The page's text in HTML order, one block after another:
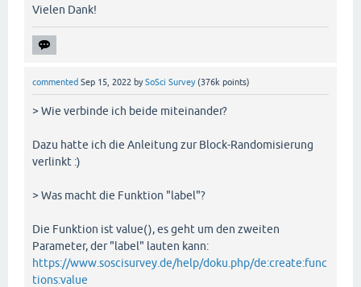
Vielen Dank!
commented Sep 15, 2022 bySoSci Survey (376k points)
> Wie verbinde ich beide miteinander?
Dazu hatte ich die Anleitung zur Block-Randomisierung
verlinkt :)
> Was macht die Funktion "label"?
Die Funktion ist value(), es geht um den zweiten
Parameter, der "label" lauten kann:
https://www.soscisurvey.de/help/doku.php/de:create:func
tions:value